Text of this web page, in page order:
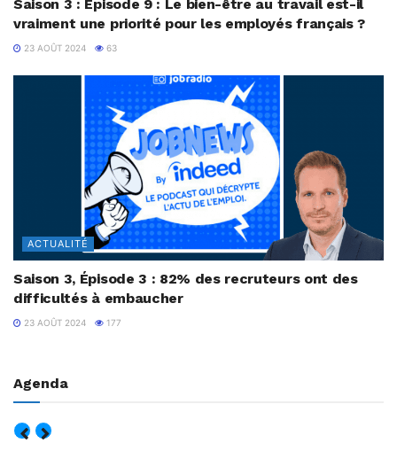
Saison 3 : Épisode 9 : Le bien-être au travail est-il
vraiment une priorité pour les employés français ?
23 AOÛT 2024 63
ACTUALITÉ
Saison 3, Épisode 3 : 82% des recruteurs ont des
difficultés à embaucher
23 AOÛT 2024 177
Agenda